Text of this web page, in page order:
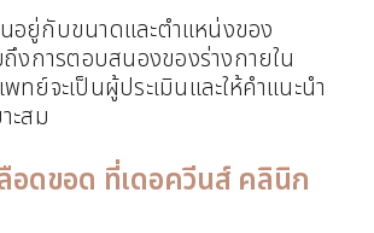
อยู่กับขนาดและตำแหน่งของ
ถึงการตอบสนองของร่างกายใน
ย์จะเป็นผู้ประเมินและให้คำแนะนำ
ะสม
อดขอด ที่เดอควีนส์ คลินิก